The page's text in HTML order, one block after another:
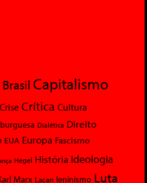
Brasil Capitalismo
Crise Crítica Cultura
Dialética Direito
EUA Europa Fascismo
Hegel História Ideologia
Marx Lacan leninismo Luta